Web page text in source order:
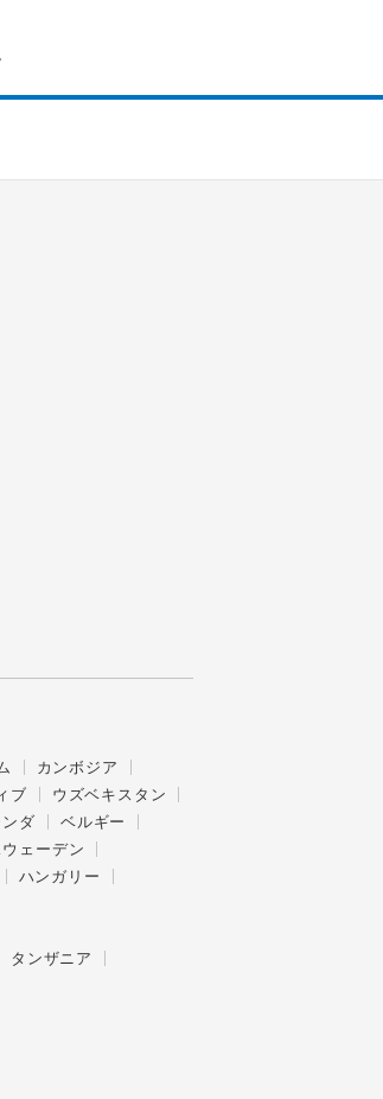
カンボジア
ブ
ウズベキスタン
ダ
ベルギー
ウェーデン
ハンガリー
タンザニア